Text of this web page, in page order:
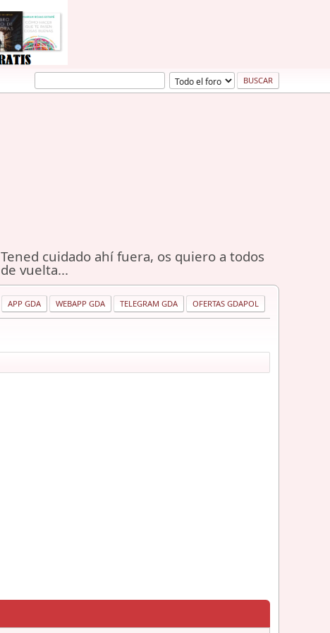
Tened cuidado ahí fuera, os quiero a todos
de vuelta...
APP GDA WEBAPP GDA TELEGRAM GDA OFERTAS GDAPOL